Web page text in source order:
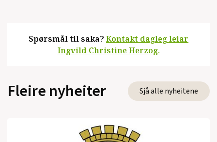
Spørsmål til saka? Kontakt dagleg leiar
Ingvild Christine Herzog.
Fleire nyheiter Sjå alle nyheitene